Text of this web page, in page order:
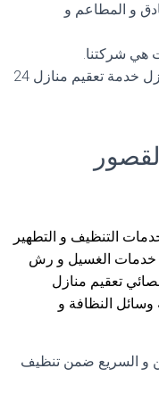
و المطاعم و
هي شركتنا.
كما و يوفر لكم اخصائي تعقيم منازل خدمة تعقيم منازل 24
التنظيف و التطهير
خدمات الغسيل و رش
تعقيم منازل
وسائل النظافة و
و السريع ضمن تنظيف